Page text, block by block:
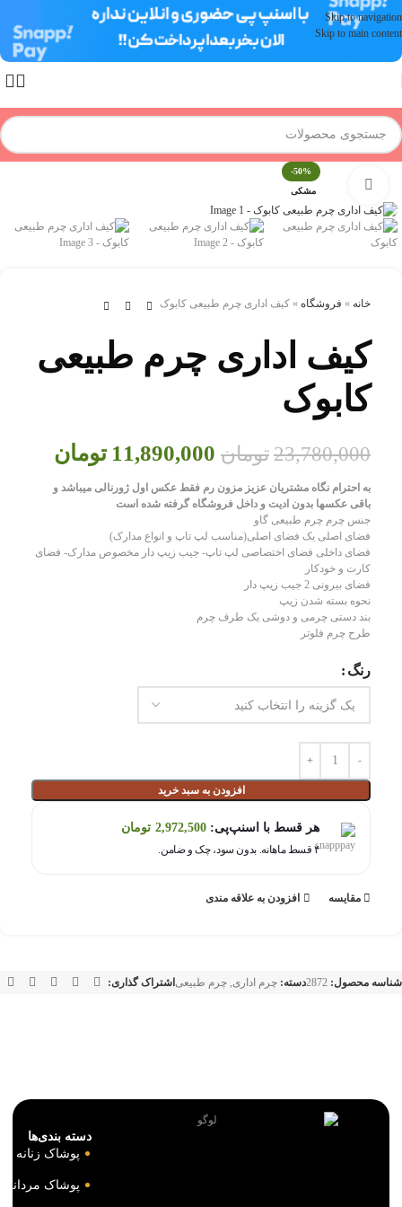
Skip to navigation
Skip to main content
-50%
مشکی
برای بزرگنمایی کلیک کنید
خانه » فروشگاه » کيف اداری چرم طبيعی کابوک
کيف اداری چرم طبيعی
کابوک
23,780,000 تومان 11,890,000 تومان
به احترام نگاه مشتریان عزیز مزون رم فقط عکس اول ژورنالی میباشد و
باقی عکسها بدون ادیت و داخل فروشگاه گرفته شده است
جنس چرم چرم طبیعی گاو
فضای اصلی یک فضای اصلی(مناسب لپ تاپ و انواع مدارک)
فضای داخلی فضای اختصاصی لپ تاپ- جیب زیپ دار مخصوص مدارک- فضای
کارت و خودکار
فضای بیرونی 2 جیب زیپ دار
نحوه بسته شدن زیپ
بند دستی چرمی و دوشی یک طرف چرم
طرح چرم فلوتر
رنگ
افزودن به سبد خرید
هر قسط با اسنپ‌پی: 2,972,500 تومان
۴ قسط ماهانه. بدون سود، چک و ضامن.
مقايسه افزودن به علاقه مندی
شناسه محصول: 2872دسته: چرم اداری چرم طبیعی اشتراک گذاری:
دسته بندی‌ها
پوشاک زنانه
پوشاک مردانه